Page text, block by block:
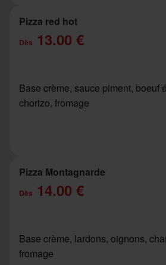
Pizza red hot
Dès 13.00 €
Base crème, sauce piment, boeuf
chorizo, fromage
Pizza Montagnarde
Dès 14.00 €
Base crème, lardons, oignons,
fromage